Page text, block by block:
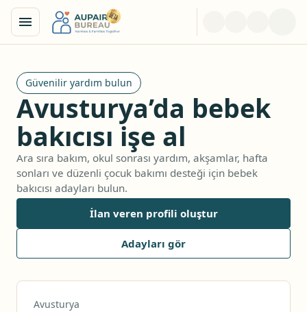
Güvenilir yardım bulun
Avusturya’da bebek
bakıcısı işe al
Ara sıra bakım, okul sonrası yardım, akşamlar, hafta
sonları ve düzenli çocuk bakımı desteği için bebek
bakıcısı adayları bulun.
İlan veren profili oluştur
Adayları gör
Avusturya